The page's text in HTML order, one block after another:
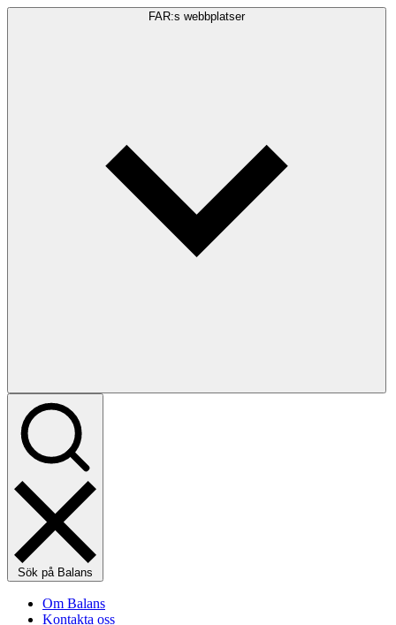
FAR:s webbplatser
Sök på Balans
Om Balans
Kontakta oss